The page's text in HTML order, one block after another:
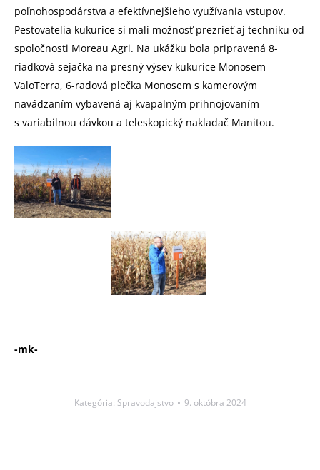
poľnohospodárstva a efektívnejšieho využívania vstupov.
Pestovatelia kukurice si mali možnosť prezrieť aj techniku od
spoločnosti Moreau Agri. Na ukážku bola pripravená 8-
riadková sejačka na presný výsev kukurice Monosem
ValoTerra, 6-radová plečka Monosem s kamerovým
navádzaním vybavená aj kvapalným prihnojovaním
s variabilnou dávkou a teleskopický nakladač Manitou.
-mk-
Kategória: Spravodajstvo 9. októbra 2024